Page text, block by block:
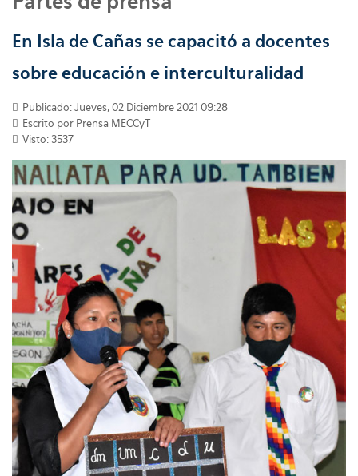
En Isla de Cañas se capacitó a docentes
sobre educación e interculturalidad
Publicado: Jueves, 02 Diciembre 2021 09:28
Escrito por Prensa MECCyT
Visto: 3537